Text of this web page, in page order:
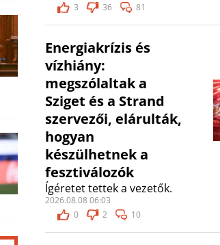
3
36 81
Energiakrízis és
vízhiány:
megszólaltak a
Sziget és a Strand
szervezői, elárulták,
hogyan
készülhetnek a
fesztiválozók
Ígéretet tettek a vezetők.
2026.08.08 06:03
0
2 10